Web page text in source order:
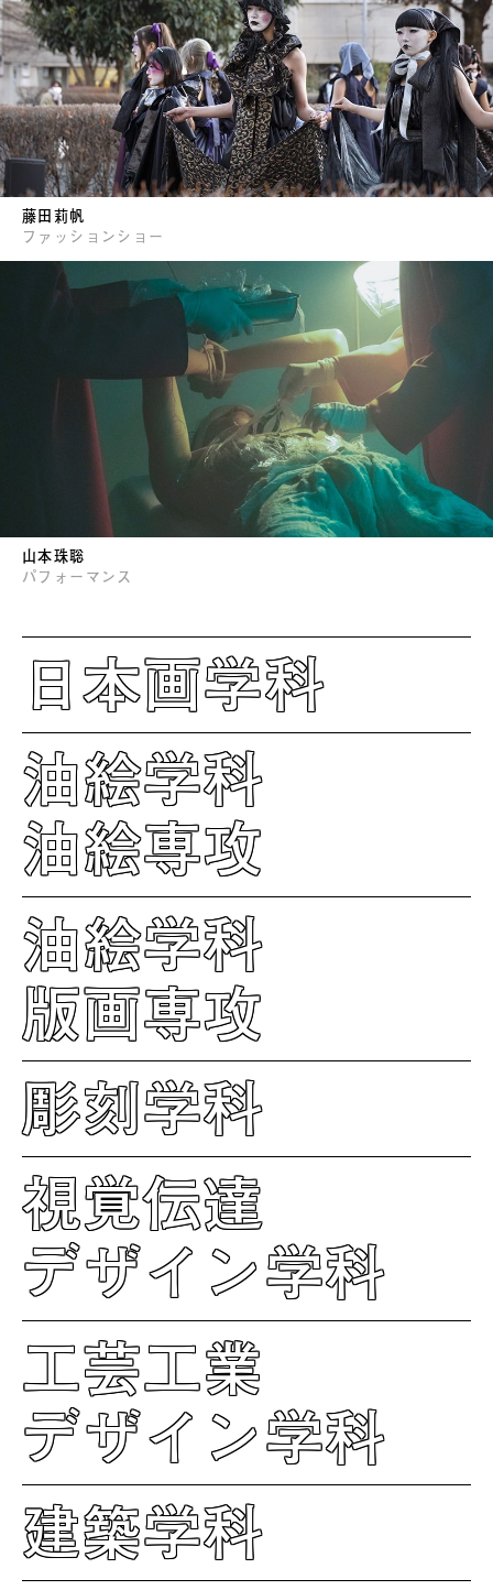
藤田莉帆
ファッションショー
山本珠聡
パフォーマンス
日本画学科
油絵学科
油絵専攻
油絵学科
版画専攻
彫刻学科
視覚伝達
デザイン学科
工芸工業
デザイン学科
建築学科